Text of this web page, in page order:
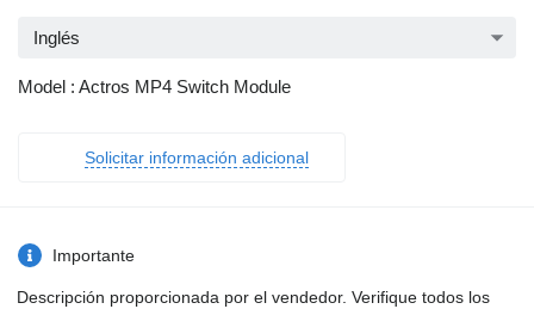
Inglés
Model : Actros MP4 Switch Module
Solicitar información adicional
Importante
Descripción proporcionada por el vendedor. Verifique todos los